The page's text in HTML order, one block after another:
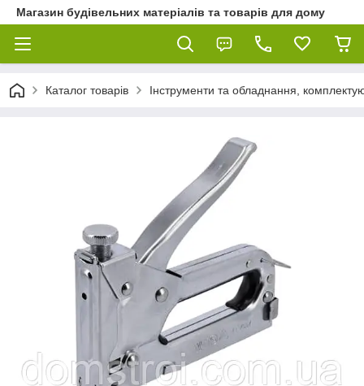
Магазин будівельних матеріалів та товарів для дому
Каталог товарів Інструменти та обладнання,